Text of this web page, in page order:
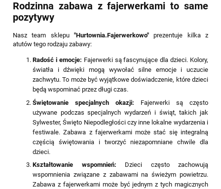
Rodzinna zabawa z fajerwerkami to same
pozytywy
Nasz team sklepu "Hurtownia.Fajerwerkowo" prezentuje kilka z
atutów tego rodzaju zabawy:
Radość i emocje: Fajerwerki są fascynujące dla dzieci. Kolory,
światła i dźwięki mogą wywołać silne emocje i uczucie
zachwytu. To może być wyjątkowe doświadczenie, które dzieci
będą wspominać przez długi czas.
Świętowanie specjalnych okazji: Fajerwerki są często
używane podczas specjalnych wydarzeń i świąt, takich jak
Sylwester, Święto Niepodległości czy inne lokalne wydarzenia i
festiwale. Zabawa z fajerwerkami może stać się integralną
częścią świętowania i tworzyć niezapomniane chwile dla
dzieci.
Kształtowanie wspomnień: Dzieci często zachowują
wspomnienia związane z zabawami na świeżym powietrzu.
Zabawa z fajerwerkami może być jednym z tych magicznych